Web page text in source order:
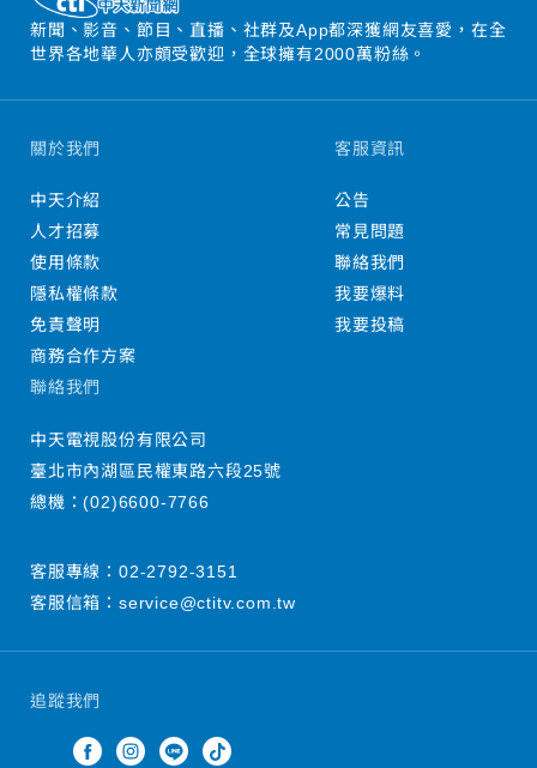
新聞、影音、節目、直播、社群及App都深獲網友喜愛，在全
世界各地華人亦頗受歡迎，全球擁有2000萬粉絲。
追蹤我們
關於我們
中天介紹
人才招募
使用條款
隱私權條款
免責聲明
商務合作方案
客服資訊
公告
常見問題
聯絡我們
我要爆料
我要投稿
聯絡我們
中天電視股份有限公司
臺北市內湖區民權東路六段25號
總機：(02)6600-7766
客服專線： 02-2792-3151
客服信箱： service@ctitv.com.tw